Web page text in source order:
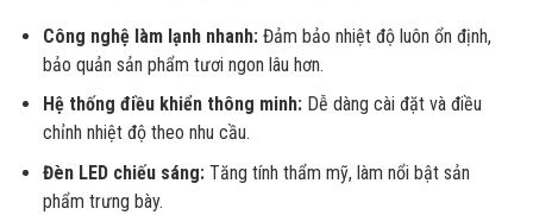
Công nghệ làm lạnh nhanh:Đảm bảo nhiệt độ luôn ổn định,
bảo quản sản phẩm tươi ngon lâu hơn.
Hệ thống điều khiển thông minh:Dễ dàng cài đặt và điều
chỉnh nhiệt độ theo nhu cầu.
Đèn LED chiếu sáng:Tăng tính thẩm mỹ, làm nổi bật sản
phẩm trưng bày.